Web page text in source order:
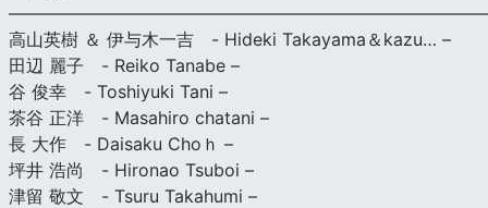
高山英樹 ＆ 伊与木一吉 - Hideki Takayama＆kazu… –
田辺 麗子 - Reiko Tanabe –
谷 俊幸 - Toshiyuki Tani –
茶谷 正洋 - Masahiro chatani –
長 大作 - Daisaku Choｈ –
坪井 浩尚 - Hironao Tsuboi –
津留 敬文 - Tsuru Takahumi –